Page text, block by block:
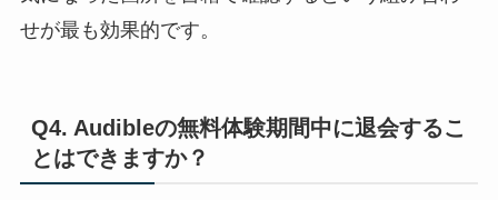
せが最も効果的です。
Q4. Audibleの無料体験期間中に退会するこ
とはできますか？